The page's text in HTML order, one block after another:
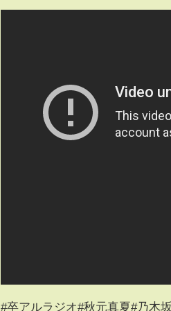
#卒アルラジオ#秋元真夏#乃木